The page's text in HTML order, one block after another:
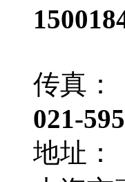
传真：
021-
地址：